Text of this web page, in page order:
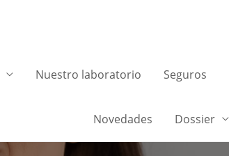
Nuestro laboratorio Seguros
Novedades Dossier